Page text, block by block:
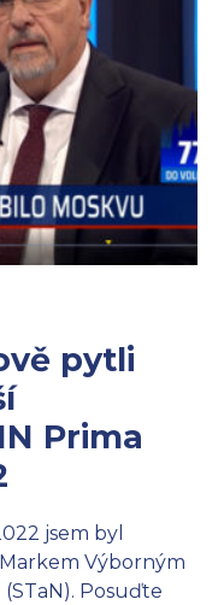
pytli
Prima
jsem byl
Výborným
Posuďte